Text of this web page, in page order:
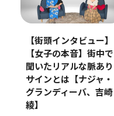
【街頭インタビュー】
【女子の本音】街中で
聞いたリアルな脈あり
サインとは【ナジャ・
グランディーバ、吉崎
綾】